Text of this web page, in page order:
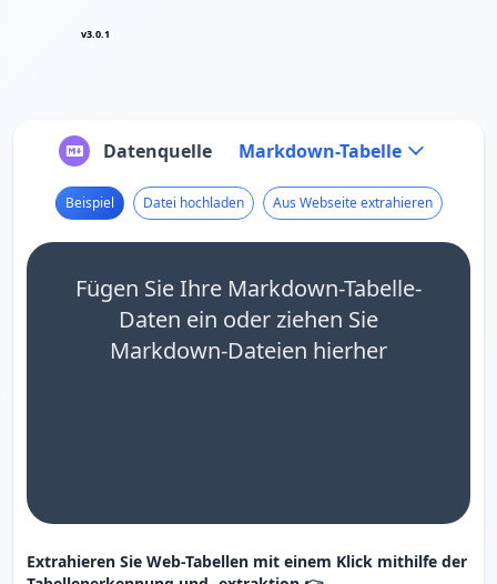
v3.0.1
Datenquelle Markdown-Tabelle
Beispiel Datei hochladen Aus Webseite extrahieren
Fügen Sie Ihre Markdown-Tabelle-
Daten ein oder ziehen Sie
Markdown-Dateien hierher
Extrahieren Sie Web-Tabellen mit einem Klick mithilfe der